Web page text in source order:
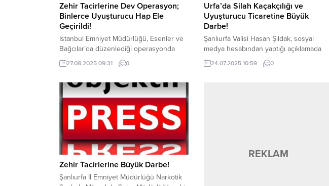
Zehir Tacirlerine Dev Operasyon;
Binlerce Uyuşturucu Hap Ele
Geçirildi!
İstanbul Emniyet Müdürlüğü, Esenler ve
Bağcılar’da düzenlediği operasyonda
750 bin uyuşturucu hap ele geçirdi.
İçişleri Bakanı Ali Yerlikaya’nın açıkladığı
aramalarda 3 şüpheli yakalandı.
Yerlikaya’nın sosyal medya paylaşımında
duyurduğu operasyonda, Narkotik
Suçlarla Mücadele ve İstihbarat Şube
Müdürlükleri koordinesinde 1 araç ve 4
adrese baskın...
27.08.2025 09:31 0
Urfa’da Silah Kaçakçılığı ve
Uyuşturucu Ticaretine Büyük
Darbe!
Şanlıurfa Valisi Hasan Şıldak, sosyal
medya hesabından yaptığı açıklamada
Şanlıurfa İl Jandarma Komutanlığının Silah
Kaçakçılığı ve Uyuşturucu Ticaretine
24.07.2025 10:59 0
Zehir Tacirlerine Büyük Darbe!
Şanlıurfa İl Emniyet Müdürlüğü Narkotik
REKLAM